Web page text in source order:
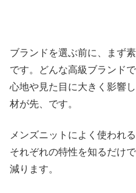
ブランドを選ぶ前に、まず
です。どんな高級ブランド
心地や見た目に大きく影響
材が先、です。
メンズニットによく使われ
それぞれの特性を知るだけ
減ります。